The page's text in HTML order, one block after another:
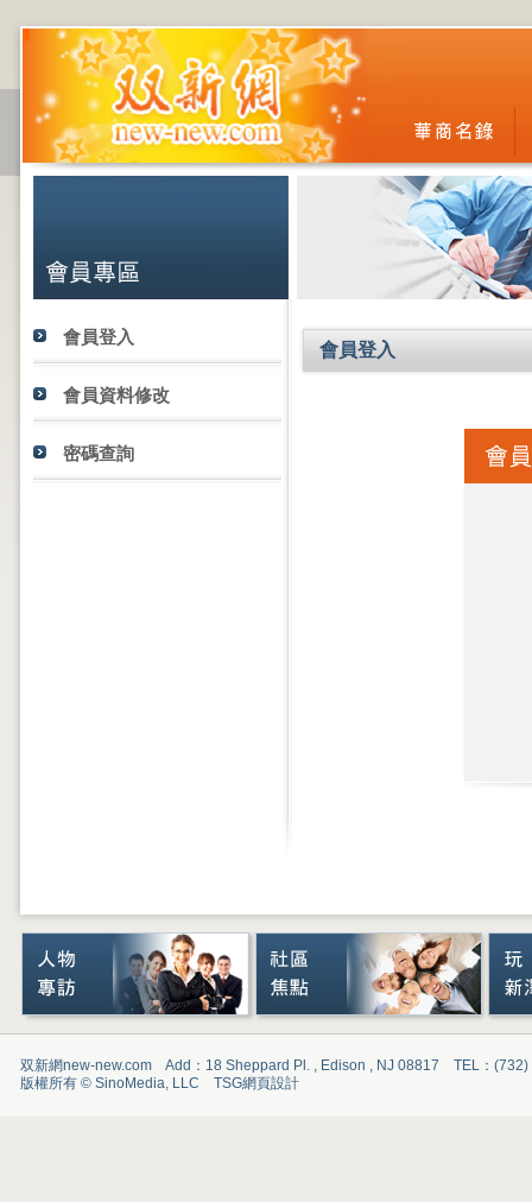
會員登入
會員資料修改
密碼查詢
會員登入
双新網new-new.com Add：18 Sheppard Pl. , Edison , NJ 08817 TEL：
版權所有 © SinoMedia, LLC TSG網頁設計